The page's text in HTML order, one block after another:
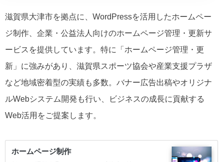
滋賀県大津市を拠点に、WordPressを活用したホームペー
ジ制作、企業・公益法人向けのホームページ管理・更新サ
ービスを提供しています。特に「ホームページ管理・更
新」に強みがあり、滋賀県スポーツ協会や産業支援プラザ
など地域密着型の実績も多数。バナー広告出稿やオリジナ
ルWebシステム開発も行い、ビジネスの成長に貢献する
Web活用をご提案します。